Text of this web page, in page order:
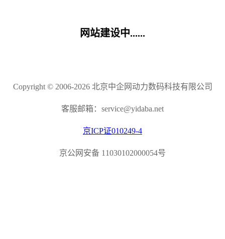
网站建设中......
Copyright © 2006-2026 北京中企网动力数码科技有限公司
客服邮箱：service@yidaba.net
京ICP证010249-4
京公网安备 11030102000054号